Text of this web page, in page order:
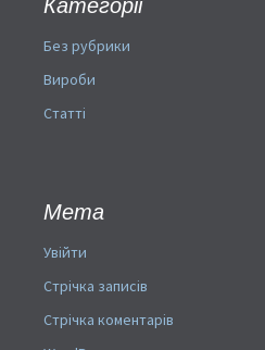
Без рубрики
Вироби
Статті
Мета
Увійти
Стрічка записів
Стрічка коментарів